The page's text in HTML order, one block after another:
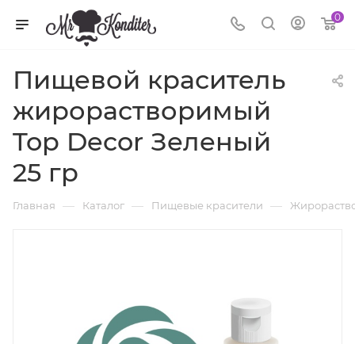
0
Пищевой краситель
жирорастворимый
Top Decor Зеленый
25 гр
Главная — Каталог — Пищевые красители —